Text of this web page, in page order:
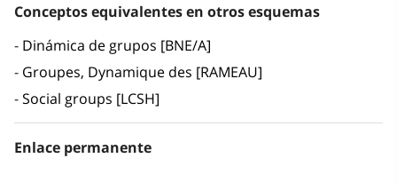
Conceptos equivalentes en otros esquemas
Dinámica de grupos [BNE/A]
Groupes, Dynamique des [RAMEAU]
Social groups [LCSH]
Enlace permanente